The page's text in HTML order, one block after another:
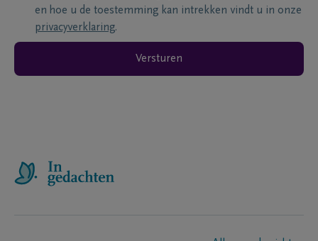
en hoe u de toestemming kan intrekken vindt u in onze
privacyverklaring.
Versturen